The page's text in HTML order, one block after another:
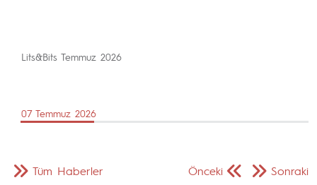
Lits&Bits Temmuz 2026
07 Temmuz 2026
Önceki Sonraki
Tüm Haberler